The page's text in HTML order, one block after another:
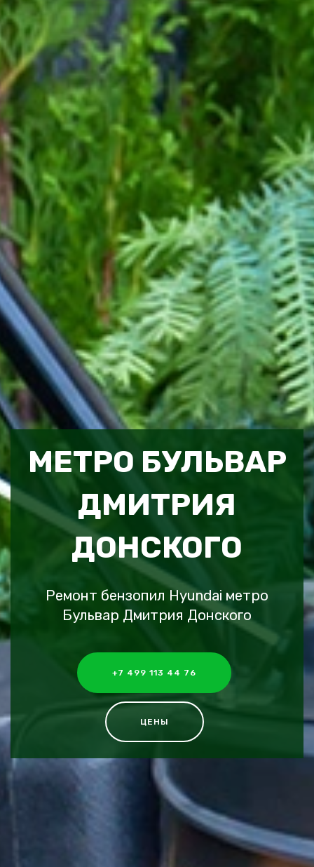
МЕТРО БУЛЬВАР
ДМИТРИЯ
ДОНСКОГО
Ремонт бензопил Hyundai метро
Бульвар Дмитрия Донского
+7 499 113 44 76
ЦЕНЫ